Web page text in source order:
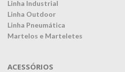
Linha Industrial
Linha Outdoor
Linha Pneumática
Martelos e Marteletes
ACESSÓRIOS